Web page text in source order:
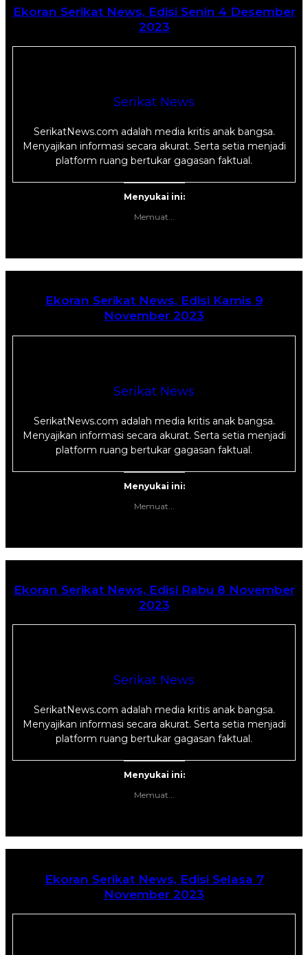
Ekoran Serikat News, Edisi Senin 4 Desember
2023
Serikat News
SerikatNews.com adalah media kritis anak bangsa.
Menyajikan informasi secara akurat. Serta setia menjadi
platform ruang bertukar gagasan faktual.
Menyukai ini:
Memuat...
Ekoran Serikat News, Edisi Kamis 9
November 2023
Serikat News
SerikatNews.com adalah media kritis anak bangsa.
Menyajikan informasi secara akurat. Serta setia menjadi
platform ruang bertukar gagasan faktual.
Menyukai ini:
Memuat...
Ekoran Serikat News, Edisi Rabu 8 November
2023
Serikat News
SerikatNews.com adalah media kritis anak bangsa.
Menyajikan informasi secara akurat. Serta setia menjadi
platform ruang bertukar gagasan faktual.
Menyukai ini:
Memuat...
Ekoran Serikat News, Edisi Selasa 7
November 2023